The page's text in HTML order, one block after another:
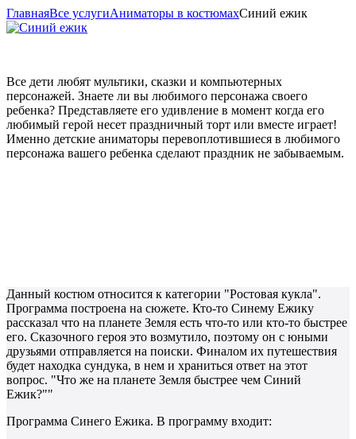
ГлавнаяВсе услугиАниматоры в костюмахСиний ежик
Все дети любят мультики, сказки и компьютерных
персонажей. Знаете ли вы любимого персонажа своего
ребенка? Представляете его удивление в момент когда его
любимый герой несет праздничный торт или вместе играет!
Именно детские аниматоры перевоплотившиеся в любимого
персонажа вашего ребенка сделают праздник не забываемым.
Данный костюм относится к категории "Ростовая кукла".
Программа построена на сюжете. Кто-то Синему Ежику
рассказал что на планете Земля есть что-то или кто-то быстрее
его. Сказочного героя это возмутило, поэтому он с юными
друзьями отправляется на поиски. Финалом их путешествия
будет находка сундука, в нем и храниться ответ на этот
вопрос. "Что же на планете Земля быстрее чем Синий
Ежик?""
Программа Синего Ежика. В программу входит: